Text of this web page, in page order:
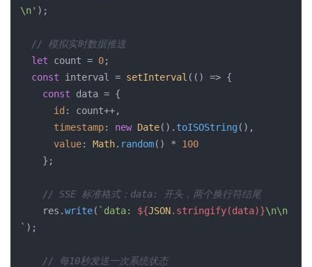
\n' );
// 模拟实时数据推送
let count = 0;
const interval = setInterval ( () => {
const data = {
id : count++,
timestamp: new Date(). toISOString (),
value: Math. random() * 100
// SSE 标准格式：data: 开头，两个换行符结尾
    res.
write( `data: ${JSON.stringify(data)}\n\n
` );
// 每10秒发送一次系统状态